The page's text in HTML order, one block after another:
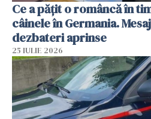
Ce a pățit o româncă în
câinele în Germania.
dezbateri aprinse
25 IULIE 2026